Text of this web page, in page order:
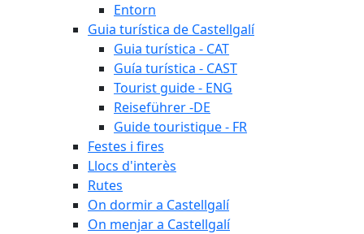
Entorn
Guia turística de Castellgalí
Guia turística - CAT
Guía turística - CAST
Tourist guide - ENG
Reiseführer -DE
Guide touristique - FR
Festes i fires
Llocs d'interès
Rutes
On dormir a Castellgalí
On menjar a Castellgalí